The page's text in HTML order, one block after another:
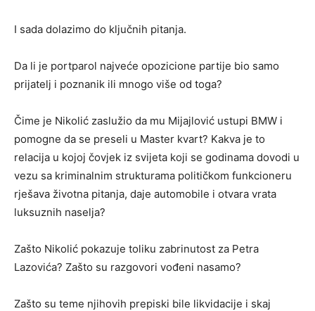
I sada dolazimo do ključnih pitanja.
Da li je portparol najveće opozicione partije bio samo
prijatelj i poznanik ili mnogo više od toga?
Čime je Nikolić zaslužio da mu Mijajlović ustupi BMW i
pomogne da se preseli u Master kvart? Kakva je to
relacija u kojoj čovjek iz svijeta koji se godinama dovodi u
vezu sa kriminalnim strukturama političkom funkcioneru
rješava životna pitanja, daje automobile i otvara vrata
luksuznih naselja?
Zašto Nikolić pokazuje toliku zabrinutost za Petra
Lazovića? Zašto su razgovori vođeni nasamo?
Zašto su teme njihovih prepiski bile likvidacije i skaj